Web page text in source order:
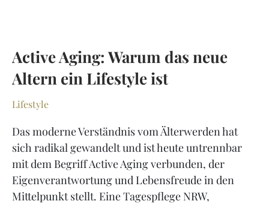
Active Aging: Warum das neue
Altern ein Lifestyle ist
Lifestyle
Das moderne Verständnis vom Älterwerden hat
sich radikal gewandelt und ist heute untrennbar
mit dem Begriff Active Aging verbunden, der
Eigenverantwortung und Lebensfreude in den
Mittelpunkt stellt. Eine Tagespflege NRW,